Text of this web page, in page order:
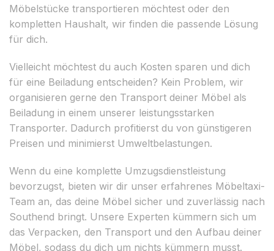
Möbelstücke transportieren möchtest oder den
kompletten Haushalt, wir finden die passende Lösung
für dich.
Vielleicht möchtest du auch Kosten sparen und dich
für eine Beiladung entscheiden? Kein Problem, wir
organisieren gerne den Transport deiner Möbel als
Beiladung in einem unserer leistungsstarken
Transporter. Dadurch profitierst du von günstigeren
Preisen und minimierst Umweltbelastungen.
Wenn du eine komplette Umzugsdienstleistung
bevorzugst, bieten wir dir unser erfahrenes Möbeltaxi-
Team an, das deine Möbel sicher und zuverlässig nach
Southend bringt. Unsere Experten kümmern sich um
das Verpacken, den Transport und den Aufbau deiner
Möbel, sodass du dich um nichts kümmern musst.